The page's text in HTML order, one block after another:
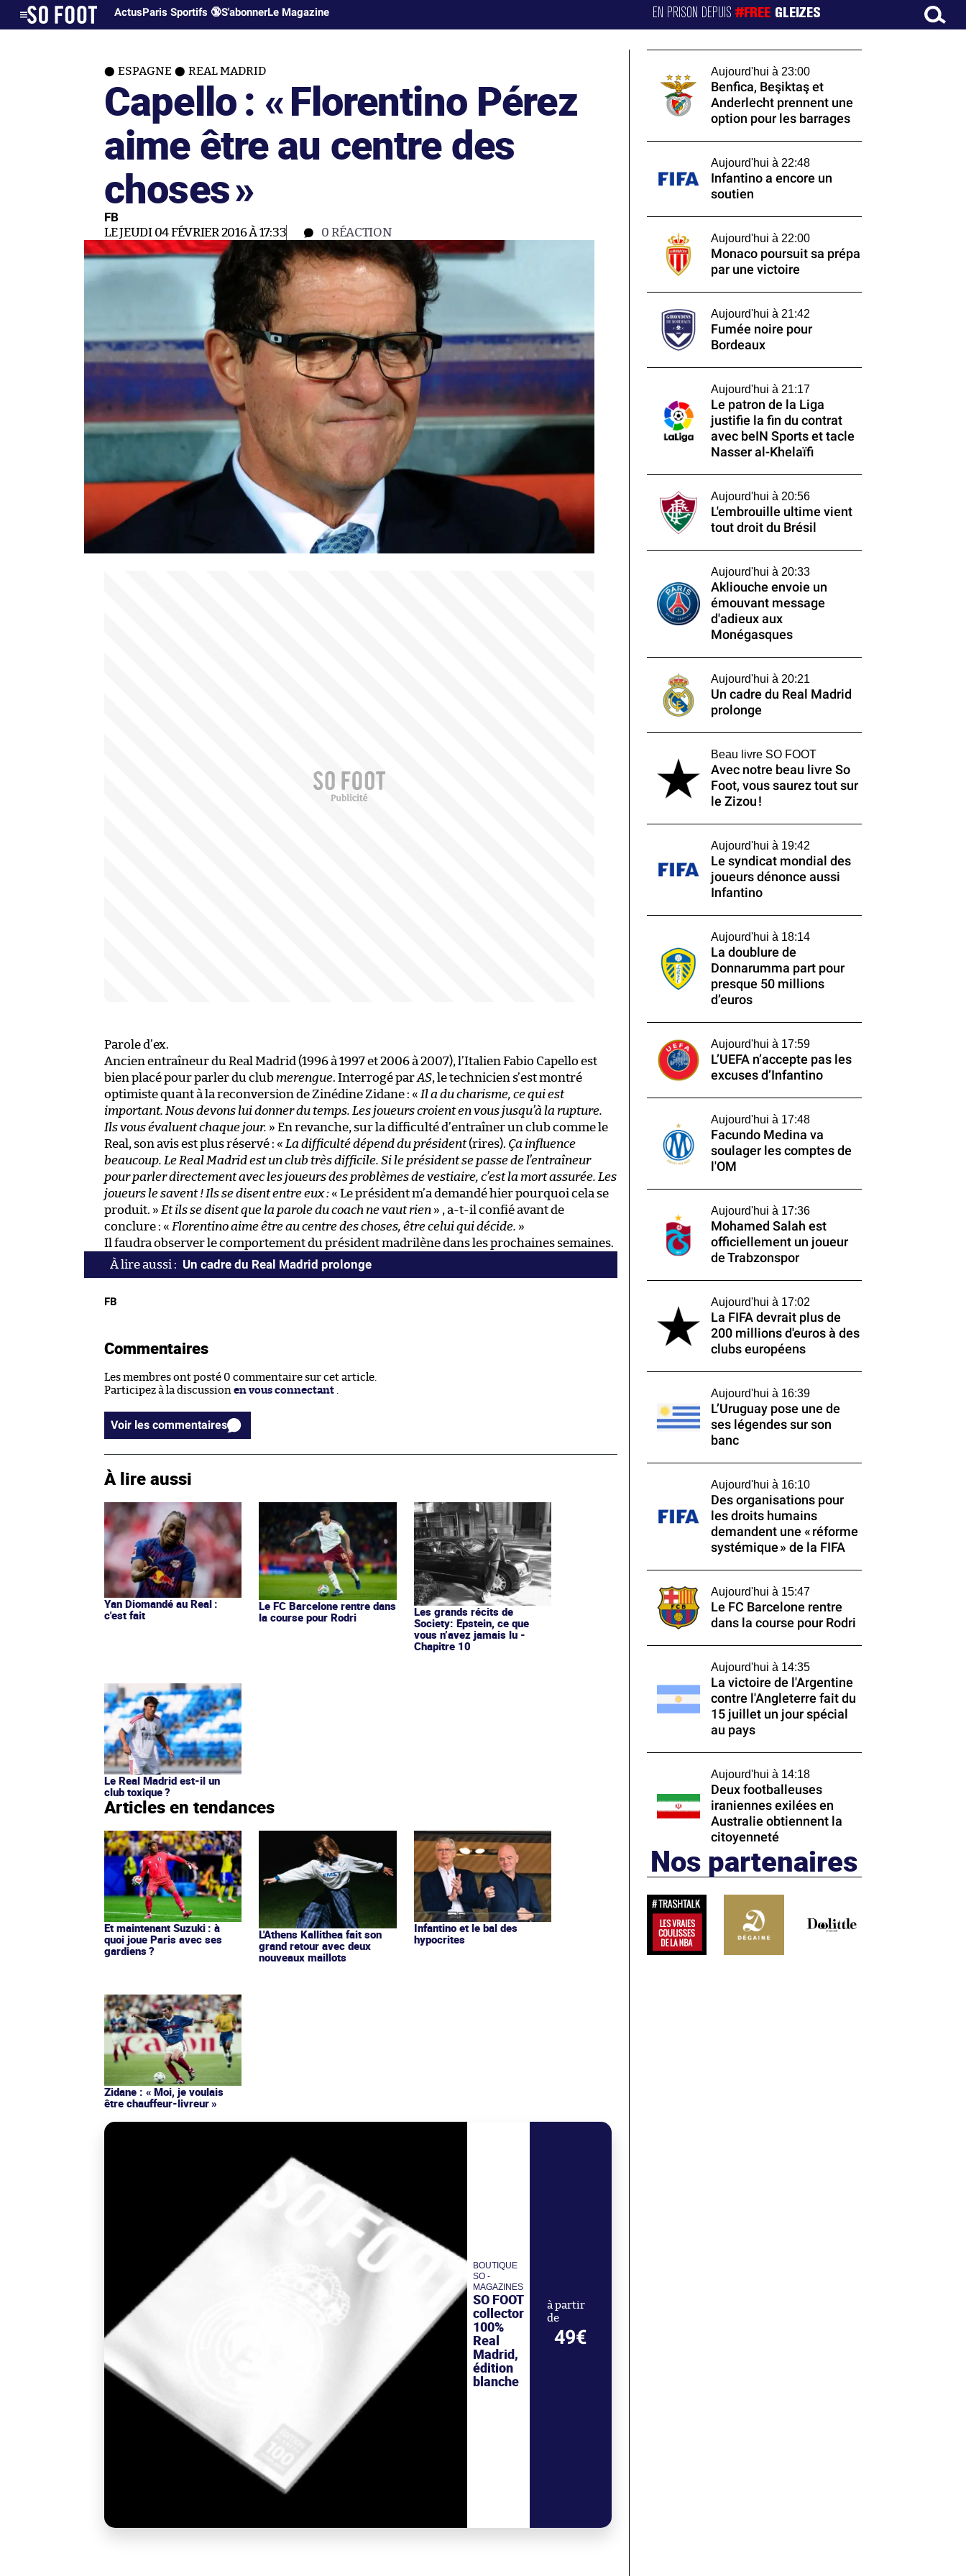
ActusParis Sportifs 🔞S'abonnerLe Magazine EN PRISON DEPUIS#FREE GLEIZES
ESPAGNE REAL MADRID
Capello : «Florentino Pérez
aime être au centre des
choses»
FB
LE JEUDI 04 FÉVRIER 2016 À 17:33 0 RÉACTION
Parole d’ex.
Ancien entraîneur du Real Madrid (1996 à 1997 et 2006 à 2007), l’Italien Fabio Capello est
bien placé pour parler du club merengue. Interrogé parAS, le technicien s’est montré
optimiste quant à la reconversion de Zinédine Zidane : « Il a du charisme, ce qui est
important. Nous devons lui donner du temps. Les joueurs croient en vous jusqu’à la rupture.
Ils vous évaluent chaque jour. » En revanche, sur la difficulté d’entraîner un club comme le
Real, son avis est plus réservé : « La difficulté dépend du président(rires). Ça influence
beaucoup. Le Real Madrid est un club très difficile. Si le président se passe de l’entraîneur
pour parler directement avec les joueurs des problèmes de vestiaire, c’est la mort assurée. Les
joueurs le savent ! Ils se disent entre eux : « Le président m’a demandé hier pourquoi cela se
produit. » Et ils se disent que la parole du coach ne vaut rien » , a-t-il confié avant de
conclure : « Florentino aime être au centre des choses, être celui qui décide. »
Il faudra observer le comportement du président madrilène dans les prochaines semaines.
Un cadre du Real Madrid prolonge
FB
Commentaires
Les membres ont posté 0 commentaire sur cet article.
Participez à la discussion en vous connectant .
Voir les commentaires
À lire aussi
Yan Diomandé au Real :
c'est fait
Le FC Barcelone rentre dans
la course pour Rodri
Les grands récits de
Society: Epstein, ce que
vous n’avez jamais lu -
Chapitre 10
Le Real Madrid est-il un
club toxique ?
Articles en tendances
Et maintenant Suzuki : à
quoi joue Paris avec ses
gardiens ?
L'Athens Kallithea fait son
grand retour avec deux
nouveaux maillots
Infantino et le bal des
hypocrites
Zidane : « Moi, je voulais
être chauffeur-livreur »
BOUTIQUE
SO -
MAGAZINES
SO FOOT
collector
100%
Real
Madrid,
édition
blanche
à partir
de
49€
Aujourd'hui à 23:00
Benfica, Beşiktaş et
Anderlecht prennent une
option pour les barrages
Aujourd'hui à 22:48
Infantino a encore un
soutien
Aujourd'hui à 22:00
Monaco poursuit sa prépa
par une victoire
Aujourd'hui à 21:42
Fumée noire pour
Bordeaux
Aujourd'hui à 21:17
Le patron de la Liga
justifie la fin du contrat
avec beIN Sports et tacle
Nasser al-Khelaïfi
Aujourd'hui à 20:56
L'embrouille ultime vient
tout droit du Brésil
Aujourd'hui à 20:33
Akliouche envoie un
émouvant message
d'adieux aux
Monégasques
Aujourd'hui à 20:21
Un cadre du Real Madrid
prolonge
Beau livre SO FOOT
Avec notre beau livre So
Foot, vous saurez tout sur
le Zizou !
Aujourd'hui à 19:42
Le syndicat mondial des
joueurs dénonce aussi
Infantino
Aujourd'hui à 18:14
La doublure de
Donnarumma part pour
presque 50 millions
d’euros
Aujourd'hui à 17:59
L’UEFA n’accepte pas les
excuses d’Infantino
Aujourd'hui à 17:48
Facundo Medina va
soulager les comptes de
l'OM
Aujourd'hui à 17:36
Mohamed Salah est
officiellement un joueur
de Trabzonspor
Aujourd'hui à 17:02
La FIFA devrait plus de
200 millions d'euros à des
clubs européens
Aujourd'hui à 16:39
L’Uruguay pose une de
ses légendes sur son
banc
Aujourd'hui à 16:10
Des organisations pour
les droits humains
demandent une « réforme
systémique » de la FIFA
Aujourd'hui à 15:47
Le FC Barcelone rentre
dans la course pour Rodri
Aujourd'hui à 14:35
La victoire de l'Argentine
contre l'Angleterre fait du
15 juillet un jour spécial
au pays
Aujourd'hui à 14:18
Deux footballeuses
iraniennes exilées en
Australie obtiennent la
citoyenneté
Nos partenaires